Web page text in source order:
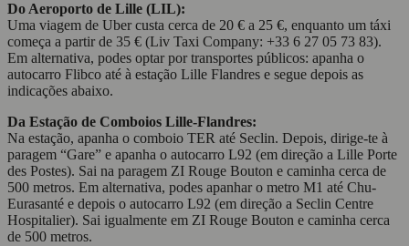
Do Aeroporto de Lille (LIL):
Uma viagem de Uber custa cerca de 20 € a 25 €, enquanto um táxi
começa a partir de 35 € (Liv Taxi Company: +33 6 27 05 73 83).
Em alternativa, podes optar por transportes públicos: apanha o
autocarro Flibco até à estação Lille Flandres e segue depois as
indicações abaixo.
Da Estação de Comboios Lille-Flandres:
Na estação, apanha o comboio TER até Seclin. Depois, dirige-te à
paragem “Gare” e apanha o autocarro L92 (em direção a Lille Porte
des Postes). Sai na paragem ZI Rouge Bouton e caminha cerca de
500 metros. Em alternativa, podes apanhar o metro M1 até Chu-
Eurasanté e depois o autocarro L92 (em direção a Seclin Centre
Hospitalier). Sai igualmente em ZI Rouge Bouton e caminha cerca
de 500 metros.